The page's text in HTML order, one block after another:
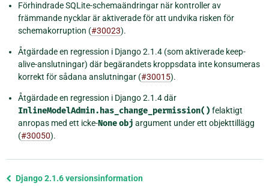
Förhindrade SQLite-schemaändringar när kontroller av
främmande nycklar är aktiverade för att undvika risken för
schemakorruption (#30023).
Åtgärdade en regression i Django 2.1.4 (som aktiverade keep-
alive-anslutningar) där begärandets kroppsdata inte konsumeras
korrekt för sådana anslutningar (#30015).
Åtgärdade en regression i Django 2.1.4 där
InlineModelAdmin.has_change_permission() felaktigt
anropas med ett icke-Noneobj argument under ett objekttillägg
(#30050).
Föregående
Django 2.1.6 versionsinformation